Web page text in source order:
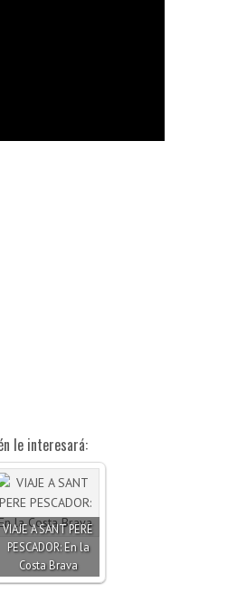
le interesará:
VIAJE A SANT PERE
PESCADOR: En la
Costa Brava